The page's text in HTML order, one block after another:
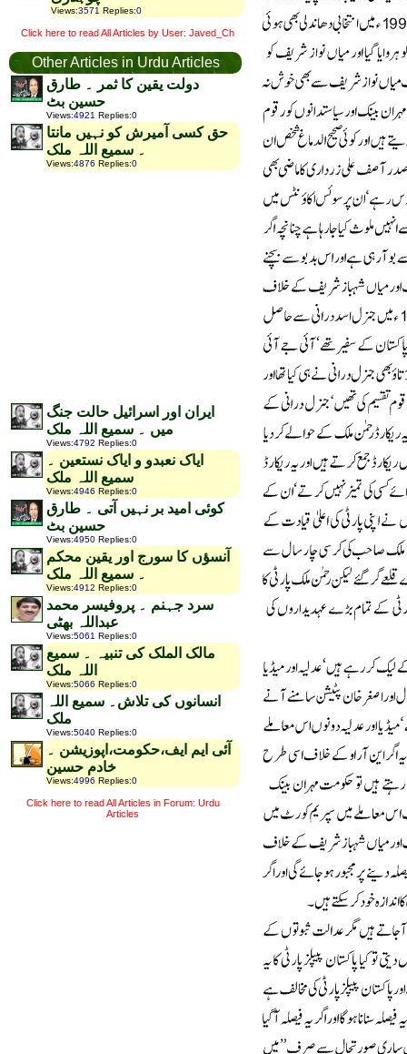
Views:3571 Replies:0
Click here to read All Articles by User: Javed_Ch
Other Articles in Urdu Articles
دولت یقین کا ثمر ۔ طارق
حسین بٹ
Views:4921 Replies:0
حق کسی آمیرش کو نہیں مانتا
۔ سمیع اللہ ملک
Views:4876 Replies:0
ایران اور اسرائیل حالت جنگ
میں ۔ سمیع اللہ ملک
Views:4792 Replies:0
ایاک نعبدو و ایاک نستعین ۔
سمیع اللہ ملک
Views:4946 Replies:0
کوئی امید بر نہیں آتی ۔ طارق
حسین بٹ
Views:4950 Replies:0
آنسؤں کا سورج اور یقین محکم
۔ سمیع اللہ ملک
Views:4912 Replies:0
سرد جہنم ۔ پروفیسر محمد
عبداللہ بھٹی
Views:5061 Replies:0
مالک الملک کی تنبیہ ۔ سمیع
اللہ ملک
Views:5066 Replies:0
انسانوں کی تلاش۔ سمیع اللہ
ملک
Views:5040 Replies:0
آئی ایم ایف،حکومت،اپوزیشن ۔
خادم حسین
Views:4996 Replies:0
Click here to read All Articles in Forum: Urdu
Articles